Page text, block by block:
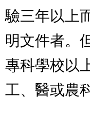
驗三年以上
明文件者。
專科學校以
工、醫或農